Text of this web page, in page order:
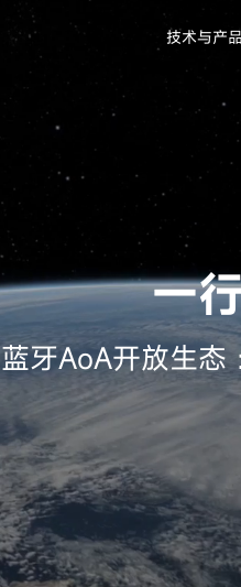
技术与产品
一
蓝牙AoA开放生态